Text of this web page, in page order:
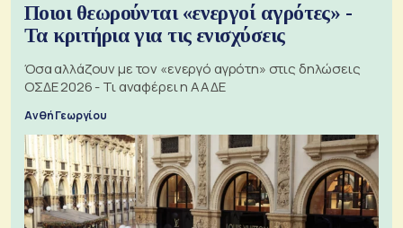
Ποιοι θεωρούνται «ενεργοί αγρότες» -
Τα κριτήρια για τις ενισχύσεις
Όσα αλλάζουν με τον «ενεργό αγρότη» στις δηλώσεις
ΟΣΔΕ 2026 - Τι αναφέρει η ΑΑΔΕ
Ανθή Γεωργίου